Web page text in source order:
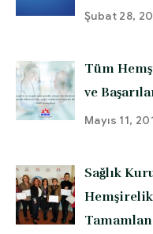
Şubat 28,
Tüm
ve
Mayıs 11,
Sağlık